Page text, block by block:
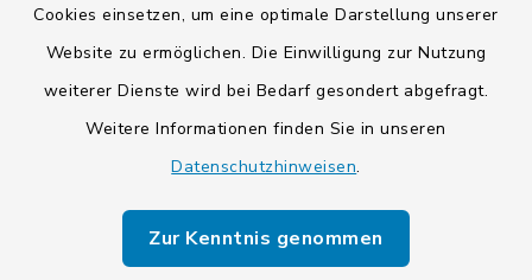
Cookies einsetzen, um eine optimale Darstellung unserer
Website zu ermöglichen. Die Einwilligung zur Nutzung
weiterer Dienste wird bei Bedarf gesondert abgefragt.
Weitere Informationen finden Sie in unseren
Datenschutzhinweisen.
Zur Kenntnis genommen
Datenschutz
Impressum
Sitemap
Cookie-Einstellungen